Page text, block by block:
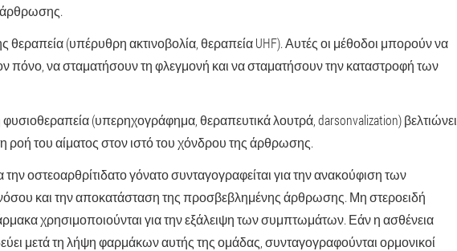
άρθρωσης.
θεραπεία (υπέρυθρη ακτινοβολία, θεραπεία UHF). Αυτές οι μέθοδοι μπορούν να
πόνο, να σταματήσουν τη φλεγμονή και να σταματήσουν την καταστροφή των
(υπερηχογράφημα, θεραπευτικά λουτρά, darsonvalization) βελτιώνει
ροή του αίματος στον ιστό του χόνδρου της άρθρωσης.
την οστεοαρθρίτιδατο γόνατο συνταγογραφείται για την ανακούφιση των
και την αποκατάσταση της προσβεβλημένης άρθρωσης. Μη στεροειδή
χρησιμοποιούνται για την εξάλειψη των συμπτωμάτων. Εάν η ασθένεια
μετά τη λήψη φαρμάκων αυτής της ομάδας, συνταγογραφούνται ορμονικοί